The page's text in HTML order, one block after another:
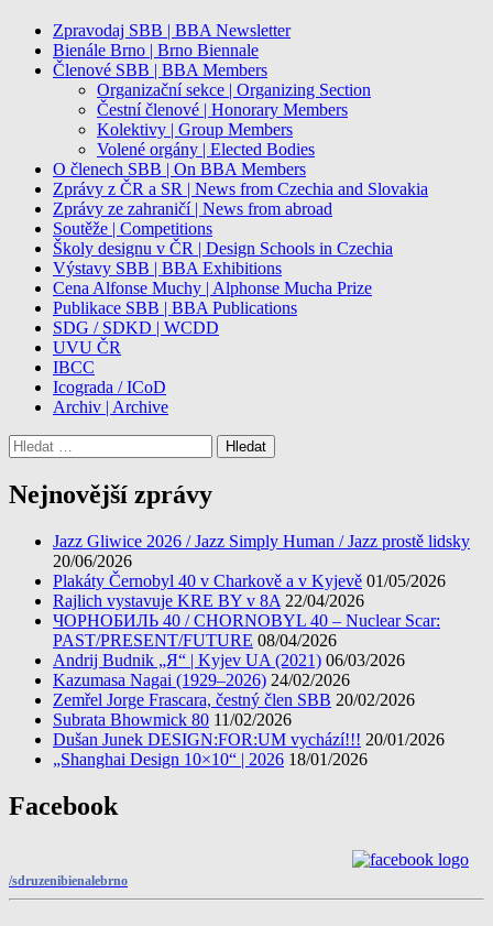
Zpravodaj SBB | BBA Newsletter
Bienále Brno | Brno Biennale
Členové SBB | BBA Members
Organizační sekce | Organizing Section
Čestní členové | Honorary Members
Kolektivy | Group Members
Volené orgány | Elected Bodies
O členech SBB | On BBA Members
Zprávy z ČR a SR | News from Czechia and Slovakia
Zprávy ze zahraničí | News from abroad
Soutěže | Competitions
Školy designu v ČR | Design Schools in Czechia
Výstavy SBB | BBA Exhibitions
Cena Alfonse Muchy | Alphonse Mucha Prize
Publikace SBB | BBA Publications
SDG / SDKD | WCDD
UVU ČR
IBCC
Icograda / ICoD
Archiv | Archive
Vyhledávání
Nejnovější zprávy
Jazz Gliwice 2026 / Jazz Simply Human / Jazz prostě lidsky
20/06/2026
Plakáty Černobyl 40 v Charkově a v Kyjevě 01/05/2026
Rajlich vystavuje KRE BY v 8A 22/04/2026
ЧОРНОБИЛЬ 40 / CHORNOBYL 40 – Nuclear Scar:
PAST/PRESENT/FUTURE 08/04/2026
Andrij Budnik „Я“ | Kyjev UA (2021) 06/03/2026
Kazumasa Nagai (1929–2026) 24/02/2026
Zemřel Jorge Frascara, čestný člen SBB 20/02/2026
Subrata Bhowmick 80 11/02/2026
Dušan Junek DESIGN:FOR:UM vychází!!! 20/01/2026
„Shanghai Design 10×10“ | 2026 18/01/2026
Facebook
/sdruzenibienalebrno